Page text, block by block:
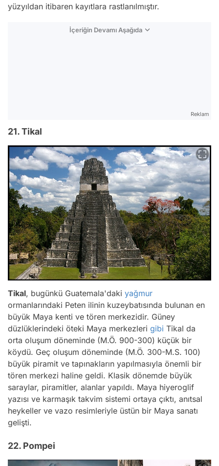
yüzyıldan itibaren kayıtlara rastlanılmıştır.
İçeriğin Devamı Aşağıda
Reklam
21. Tikal
Tikal, bugünkü Guatemala'daki yağmur
ormanlarındaki Peten ilinin kuzeybatısında bulunan en
büyük Maya kenti ve tören merkezidir. Güney
düzlüklerindeki öteki Maya merkezleri gibi Tikal da
orta oluşum döneminde (M.Ö. 900-300) küçük bir
köydü. Geç oluşum döneminde (M.Ö. 300-M.S. 100)
büyük piramit ve tapınakların yapılmasıyla önemli bir
tören merkezi haline geldi. Klasik dönemde büyük
saraylar, piramitler, alanlar yapıldı. Maya hiyeroglif
yazısı ve karmaşık takvim sistemi ortaya çıktı, anıtsal
heykeller ve vazo resimleriyle üstün bir Maya sanatı
gelişti.
22. Pompei